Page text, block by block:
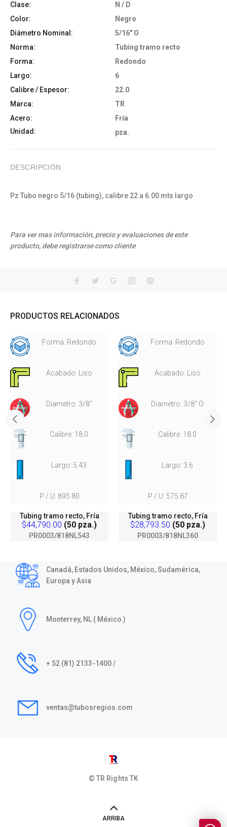
Clase:
N / D
Color:
Negro
Diámetro Nominal:
5/16" O
Norma:
Tubing tramo recto
Forma:
Redondo
Largo:
6
Calibre / Espesor:
22.0
Marca:
TR
Acero:
Fría
Unidad:
pza.
DESCRIPCIÓN
Pz Tubo negro 5/16 (tubing), calibre 22 a 6.00 mts largo
Para ver mas información, precio y evaluaciones de este
producto, debe registrarse como cliente
PRODUCTOS RELACIONADOS
Forma: Redondo
Acabado: Liso
Diametro: 3/8"
Calibre: 18.0
Largo: 5.43
P / U: 895.80
Tubing tramo recto, Fría
$44,790.00 (50 pza.)
PR0003/818NL543
Forma: Redondo
Acabado: Liso
Diametro: 3/8" O
Calibre: 18.0
Largo: 3.6
P / U: 575.87
Tubing tramo recto, Fría
$28,793.50 (50 pza.)
PR0003/818NL360
Canadá, Estados Unidos, México, Sudamérica,
Europa y Asia
Monterrey, NL ( México )
+ 52 (81) 2133-1400 /
ventas@tubosregios.com
© TR RightsTK
ARRIBA